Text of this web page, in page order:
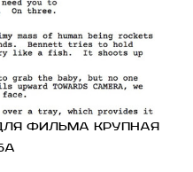
фильма Крупная